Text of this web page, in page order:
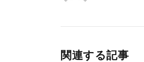
関連する記事